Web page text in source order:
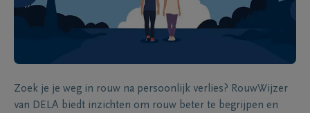
Zoek je je weg in rouw na persoonlijk verlies? RouwWijzer
van DELA biedt inzichten om rouw beter te begrijpen en